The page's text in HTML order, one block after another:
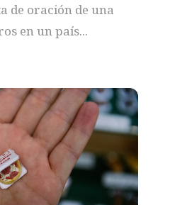
de oración de una
en un país...